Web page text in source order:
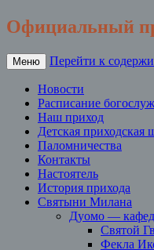
Официальный
Меню Перейти к
Новости
Расписание
Наш приход
Детская приходская
Паломничества
Контакты
Настоятель
История прихода
Святыни Милана
Дуомо —
Святой
Фекла